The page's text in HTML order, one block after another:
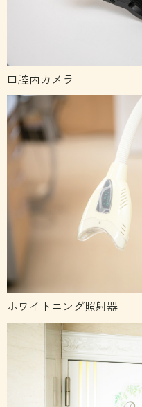
口腔内カメラ
ホワイトニング照射器